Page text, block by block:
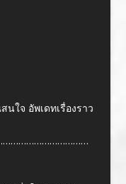
ใจ อัพเดทเรื่องราว